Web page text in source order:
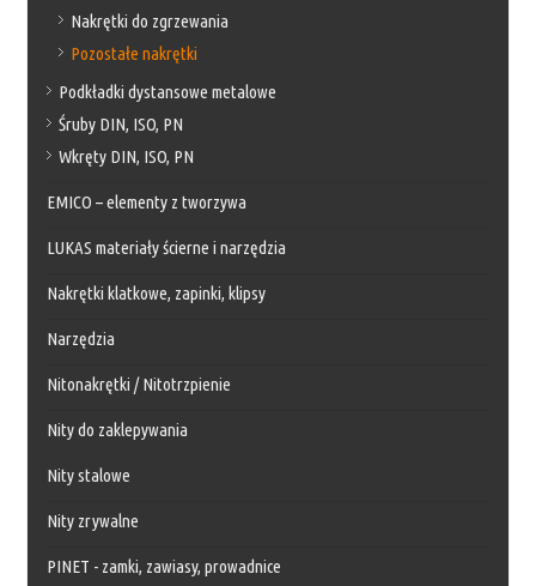
Nakrętki do zgrzewania
Pozostałe nakrętki
Podkładki dystansowe metalowe
Śruby DIN, ISO, PN
Wkręty DIN, ISO, PN
EMICO – elementy z tworzywa
LUKAS materiały ścierne i narzędzia
Nakrętki klatkowe, zapinki, klipsy
Narzędzia
Nitonakrętki / Nitotrzpienie
Nity do zaklepywania
Nity stalowe
Nity zrywalne
PINET - zamki, zawiasy, prowadnice